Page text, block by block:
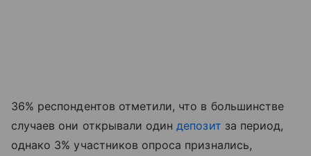
36% респондентов отметили, что в большинстве
случаев они открывали одиндепозит за период,
однако 3% участников опроса признались,